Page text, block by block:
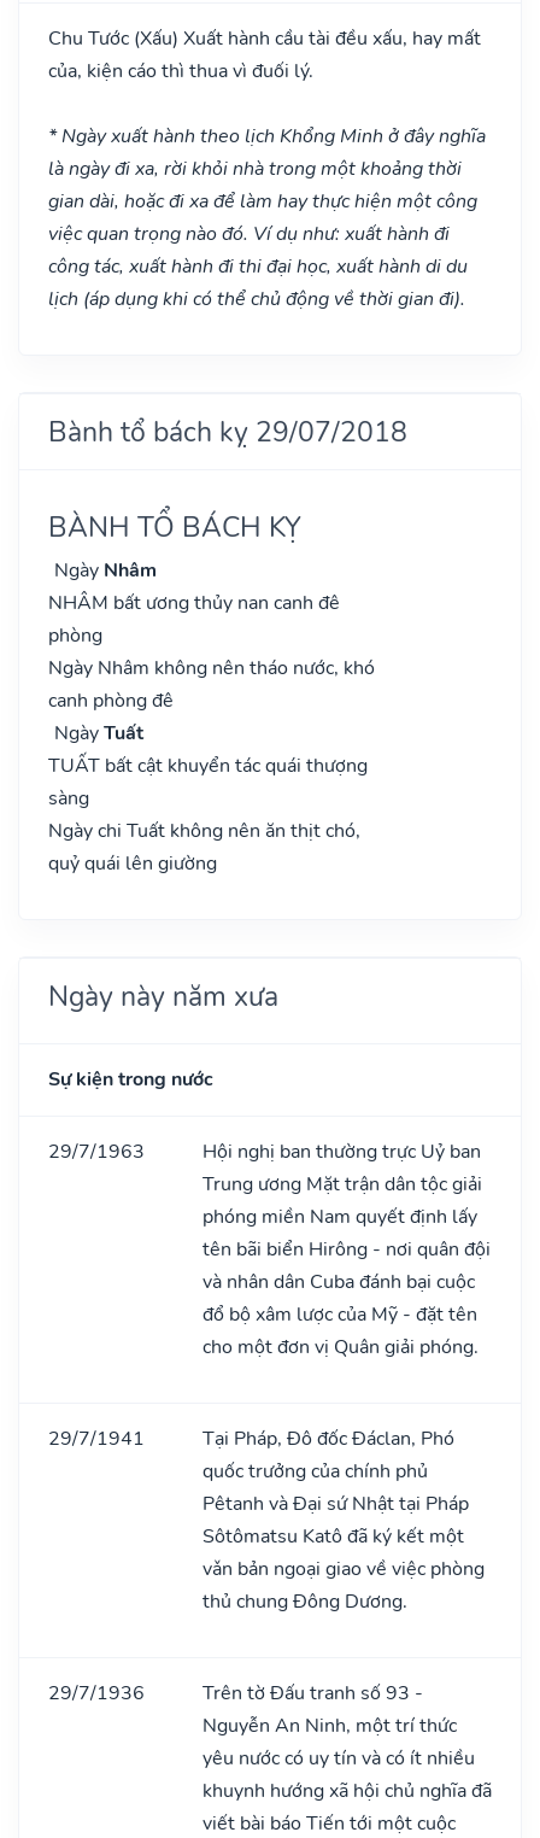
Chu Tước (Xấu) Xuất hành cầu tài đều xấu, hay mất
của, kiện cáo thì thua vì đuối lý.
* Ngày xuất hành theo lịch Khổng Minh ở đây nghĩa
là ngày đi xa, rời khỏi nhà trong một khoảng thời
gian dài, hoặc đi xa để làm hay thực hiện một công
việc quan trọng nào đó. Ví dụ như: xuất hành đi
công tác, xuất hành đi thi đại học, xuất hành di du
lịch (áp dụng khi có thể chủ động về thời gian đi).
Bành tổ bách kỵ 29/07/2018
BÀNH TỔ BÁCH KỴ
Ngày Nhâm
NHÂM bất ương thủy nan canh đê
phòng
Ngày Nhâm không nên tháo nước, khó
canh phòng đê
NgàyTuất
TUẤT bất cật khuyển tác quái thượng
sàng
Ngày chi Tuất không nên ăn thịt chó,
quỷ quái lên giường
Ngày này năm xưa
Sự kiện trong nước
29/7/1963
Hội nghị ban thường trực Uỷ ban
Trung ương Mặt trận dân tộc giải
phóng miền Nam quyết định lấy
tên bãi biển Hirông - nơi quân đội
và nhân dân Cuba đánh bại cuộc
đổ bộ xâm lược của Mỹ - đặt tên
cho một đơn vị Quân giải phóng.
29/7/1941
Tại Pháp, Đô đốc Đáclan, Phó
quốc trưởng của chính phủ
Pêtanh và Đại sứ Nhật tại Pháp
Sôtômatsu Katô đã ký kết một
vǎn bản ngoại giao về việc phòng
thủ chung Đông Dương.
29/7/1936
Trên tờ Đấu tranh số 93 -
Nguyễn An Ninh, một trí thức
yêu nước có uy tín và có ít nhiều
khuynh hướng xã hội chủ nghĩa đã
viết bài báo Tiến tới một cuộc